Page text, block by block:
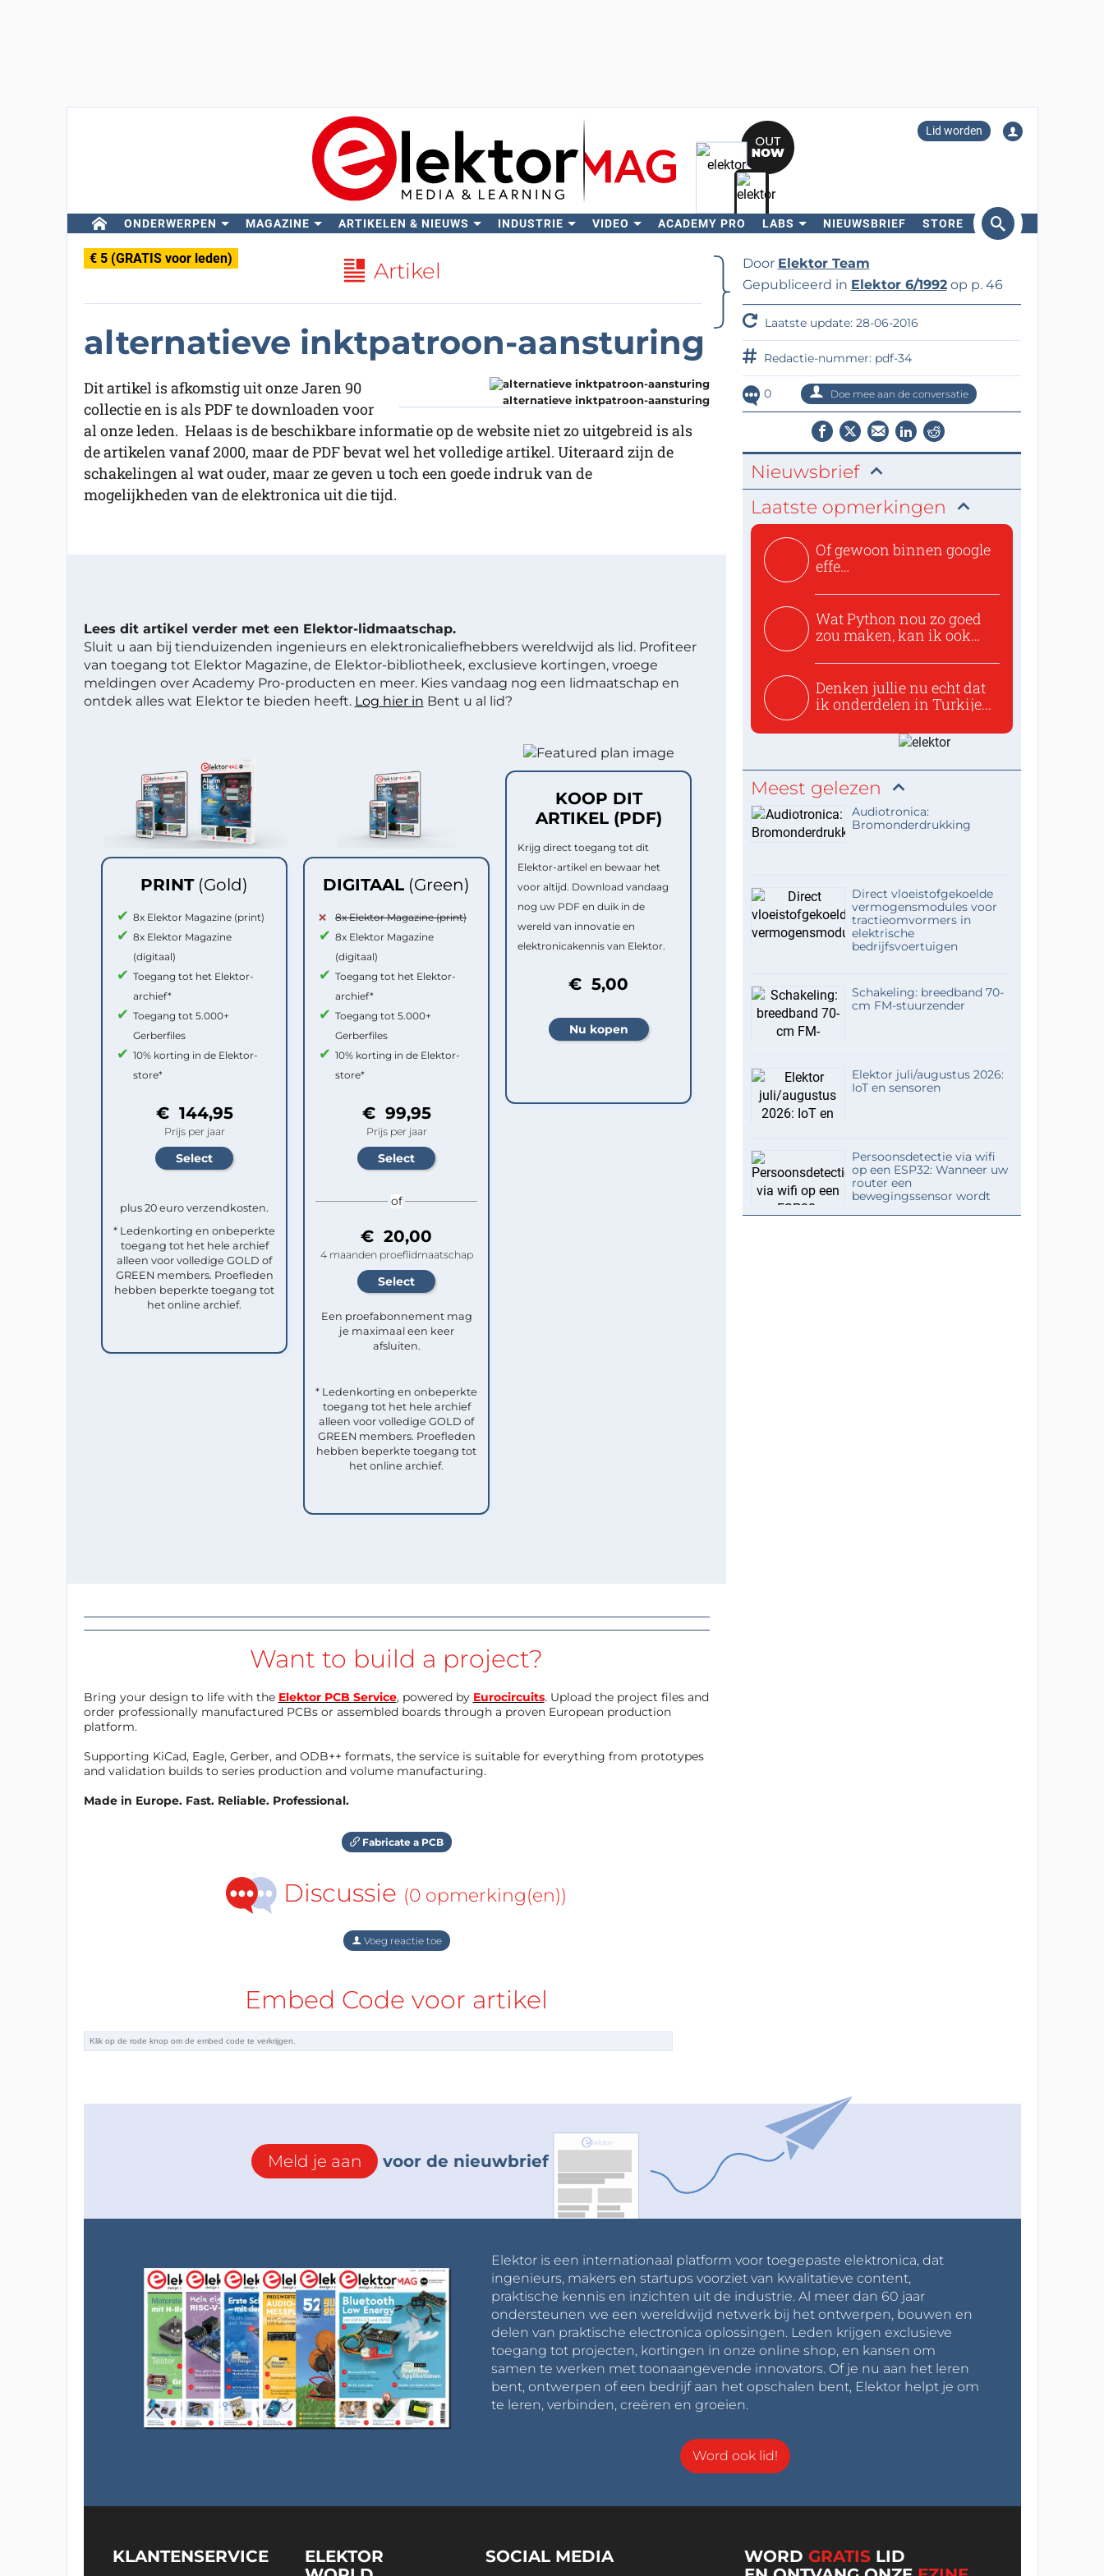
Lid worden
ONDERWERPEN MAGAZINE ARTIKELEN & NIEUWS INDUSTRIE VIDEO ACADEMY PRO LABS NIEUWSBRIEF STORE
€ 5 (GRATIS voor leden) Artikel
alternatieve inktpatroon-aansturing
alternatieve inktpatroon-aansturing
Dit artikel is afkomstig uit onze Jaren 90
collectie en is als PDF te downloaden voor
al onze leden. Helaas is de beschikbare informatie op de website niet zo uitgebreid is als
de artikelen vanaf 2000, maar de PDF bevat wel het volledige artikel. Uiteraard zijn de
schakelingen al wat ouder, maar ze geven u toch een goede indruk van de
mogelijkheden van de elektronica uit die tijd.
Lees dit artikel verder met een Elektor-lidmaatschap.
Sluit u aan bij tienduizenden ingenieurs en elektronicaliefhebbers wereldwijd als lid. Profiteer
van toegang tot Elektor Magazine, de Elektor-bibliotheek, exclusieve kortingen, vroege
meldingen over Academy Pro-producten en meer. Kies vandaag nog een lidmaatschap en
ontdek alles wat Elektor te bieden heeft. Log hier in Bent u al lid?
PRINT (Gold)
8x Elektor Magazine (print)
8x Elektor Magazine
(digitaal)
Toegang tot het Elektor-
archief*
Toegang tot 5.000+
Gerberfiles
10% korting in de Elektor-
store*
€ 144,95
Prijs per jaar
plus 20 euro verzendkosten.
* Ledenkorting en onbeperkte
toegang tot het hele archief
alleen voor volledige GOLD of
GREEN members. Proefleden
hebben beperkte toegang tot
het online archief.
DIGITAAL (Green)
8x Elektor Magazine (print)
8x Elektor Magazine
(digitaal)
Toegang tot het Elektor-
archief*
Toegang tot 5.000+
Gerberfiles
10% korting in de Elektor-
store*
€ 99,95
Prijs per jaar
of
€ 20,00
4 maanden proeflidmaatschap
Een proefabonnement mag
je maximaal een keer
afsluiten.
* Ledenkorting en onbeperkte
toegang tot het hele archief
alleen voor volledige GOLD of
GREEN members. Proefleden
hebben beperkte toegang tot
het online archief.
KOOP DIT
ARTIKEL (PDF)
Krijg direct toegang tot dit
Elektor-artikel en bewaar het
voor altijd. Download vandaag
nog uw PDF en duik in de
wereld van innovatie en
elektronicakennis van Elektor.
€ 5,00
Want to build a project?
Bring your design to life with the Elektor PCB Service, powered by Eurocircuits. Upload the project files and
order professionally manufactured PCBs or assembled boards through a proven European production
platform.
Supporting KiCad, Eagle, Gerber, and ODB++ formats, the service is suitable for everything from prototypes
and validation builds to series production and volume manufacturing.
Made in Europe. Fast. Reliable. Professional.
Fabricate a PCB
Discussie (0 opmerking(en))
Voeg reactie toe
Embed Code voor artikel
Door Elektor Team
Gepubliceerd in Elektor 6/1992op p. 46
Laatste update: 28-06-2016
Redactie-nummer: pdf-34
0 Doe mee aan de conversatie
Nieuwsbrief
Laatste opmerkingen
Of gewoon binnen google
effe
Wat Python nou zo goed
zou maken, kan ik ook
Denken jullie nu echt dat
ik onderdelen in Turkije...
Meest gelezen
Audiotronica:
Bromonderdrukking
Direct vloeistofgekoelde
vermogensmodules voor
tractieomvormers in
elektrische
bedrijfsvoertuigen
Schakeling: breedband 70-
cm FM-stuurzender
Elektor juli/augustus 2026:
IoT en sensoren
Persoonsdetectie via wifi
op een ESP32: Wanneer uw
router een
bewegingssensor wordt
Meld je aan voor de nieuwbrief
Elektor is een internationaal platform voor toegepaste elektronica, dat
ingenieurs, makers en startups voorziet van kwalitatieve content,
praktische kennis en inzichten uit de industrie. Al meer dan 60 jaar
ondersteunen we een wereldwijd netwerk bij het ontwerpen, bouwen en
delen van praktische electronica oplossingen. Leden krijgen exclusieve
toegang tot projecten, kortingen in onze online shop, en kansen om
samen te werken met toonaangevende innovators. Of je nu aan het leren
bent, ontwerpen of een bedrijf aan het opschalen bent, Elektor helpt je om
te leren, verbinden, creëren en groeien.
Word ook lid!
KLANTENSERVICE
ELEKTOR
SOCIAL MEDIA WORDGRATIS LID